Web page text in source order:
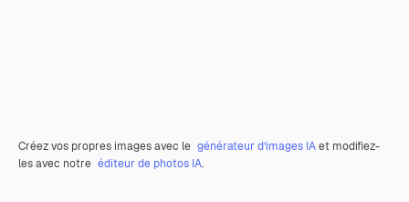
Créez vos propres images avec le générateur d’images IAet modifiez-
les avec notre éditeur de photos IA.